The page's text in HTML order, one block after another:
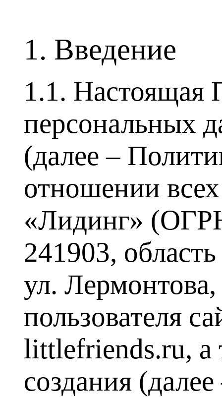
1. Введение
1.1. Настоящая
персональных
(далее –
отношении
«Лидинг»
241903,
ул.
пользователя
littlefriends.ru, а
создания